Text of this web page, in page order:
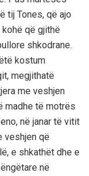
tij Tones, që ajo
që gjithë
shkodrane.
kostum
megjithatë
me veshjen
madhe të motrës
në janar të vitit
veshjen që
e shkathët dhe e
në